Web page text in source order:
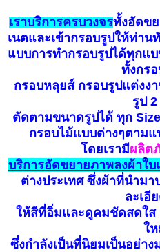
เราบริการครบวงจรทั้งอัดข
เนตและเข้ากรอบรูปให้ท่า
แบบการทำกรอบรูปได้ทุกแ
ทั้งกร
กรอบหลุยส์ กรอบรูปแต่งง
รูป
ตัดตามขนาดรูปได้ ทุก
กรอบไม้แบบต่างๆตาม
โดยเรามีผลิต
บริการอัดขยายภาพลงผ้าใ
ต่างประเทศ ซึ่งผ้าที่นำม
ละเอี
ให้สีที่อิ่มและดูคมชัดสดใส
ใ
ซึ่งกำลังเป็นที่นิยมเป็นอย่าง